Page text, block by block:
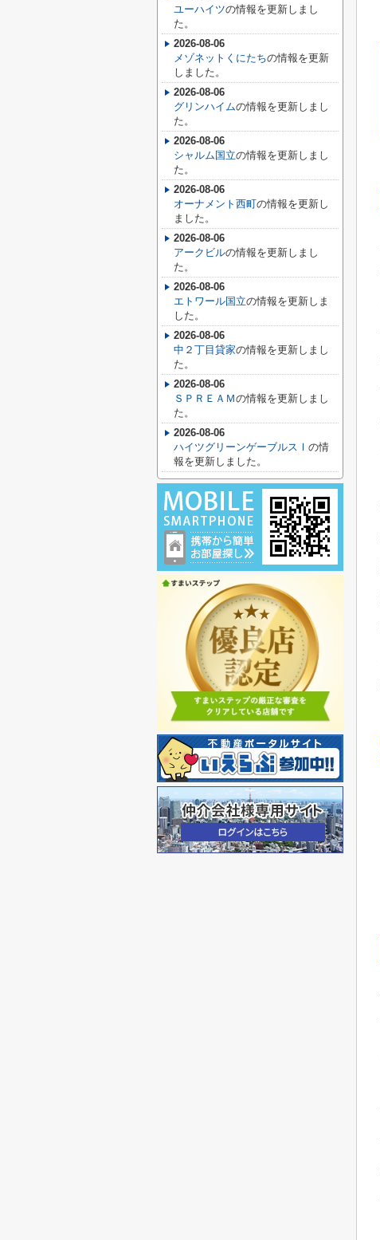
ユーハイツの情報を更新しまし
た。
2026-08-06
メゾネットくにたちの情報を更新
しました。
2026-08-06
グリンハイムの情報を更新しまし
た。
2026-08-06
シャルム国立の情報を更新しまし
た。
2026-08-06
オーナメント西町の情報を更新し
ました。
2026-08-06
アークビルの情報を更新しまし
た。
2026-08-06
エトワール国立の情報を更新しま
した。
2026-08-06
中２丁目貸家の情報を更新しまし
た。
2026-08-06
ＳＰＲＥＡＭの情報を更新しまし
た。
2026-08-06
ハイツグリーンゲーブルスⅠ の情
報を更新しました。